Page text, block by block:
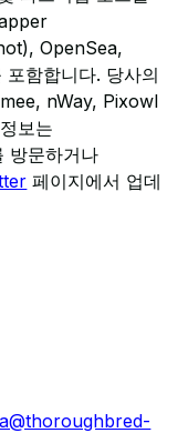
OpenSea,
함합니다. 당사의
nWay, Pixowl
보는
방문하거나
페이지에서 업데